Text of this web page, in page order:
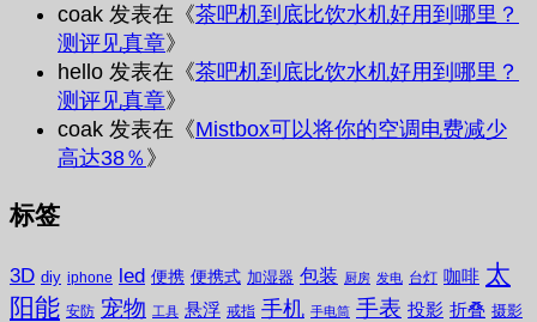
coak 发表在《茶吧机到底比饮水机好用到哪里？
测评见真章》
hello 发表在《茶吧机到底比饮水机好用到哪里？
测评见真章》
coak 发表在《Mistbox可以将你的空调电费减少
高达38％ 》
标签
3D diy iphone led 便携 便携式 加湿器 包装 厨房 发电 台灯 咖啡 太
阳能 安防 宠物 工具 悬浮 戒指 手机 手电筒 手表 投影 折叠 摄影